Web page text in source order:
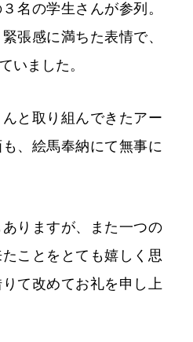
名の学生さんが参列。
張感に満ちた表情で、
いました。
と取り組んできたアー
、絵馬奉納にて無事に
りますが、また一つの
たことをとても嬉しく思
て改めてお礼を申し上